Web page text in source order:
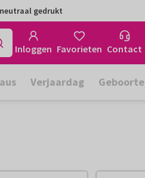
gedrukt
Inloggen Favorieten Contact
Verjaardag Geboorte